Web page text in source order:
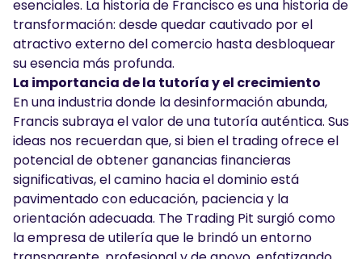
esenciales. La historia de Francisco es una historia de
transformación: desde quedar cautivado por el
atractivo externo del comercio hasta desbloquear
su esencia más profunda.
La importancia de la tutoría y el crecimiento
En una industria donde la desinformación abunda,
Francis subraya el valor de una tutoría auténtica. Sus
ideas nos recuerdan que, si bien el trading ofrece el
potencial de obtener ganancias financieras
significativas, el camino hacia el dominio está
pavimentado con educación, paciencia y la
orientación adecuada. The Trading Pit surgió como
la empresa de utilería que le brindó un entorno